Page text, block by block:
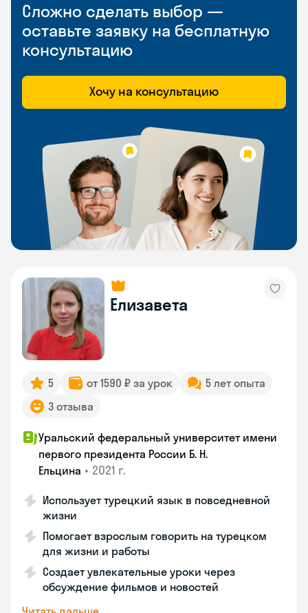
Сложно сделать выбор —
оставьте заявку на бесплатную
консультацию
Хочу на консультацию
Елизавета
5 от 1590 ₽ за урок
5 лет опыта
3 отзыва
Уральский федеральный университет имени
первого президента России Б. Н.
Ельцина • 2021 г.
Использует турецкий язык в повседневной
жизни
Помогает взрослым говорить на турецком
для жизни и работы
Создает увлекательные уроки через
обсуждение фильмов и новостей